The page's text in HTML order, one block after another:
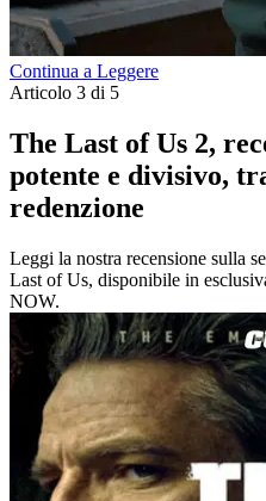
Continua a Leggere
Articolo 3 di 5
The Last of Us 2,
potente e divisivo,
redenzione
Leggi la nostra recensione sulla
Last of Us, disponibile in
NOW.